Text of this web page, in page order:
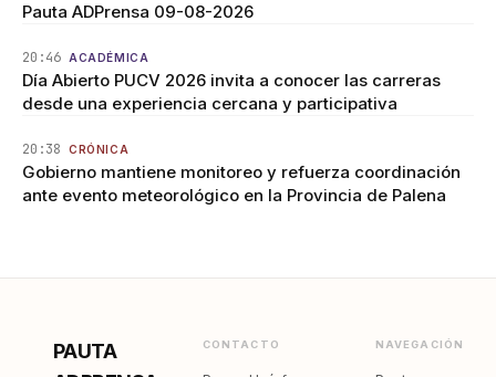
Pauta ADPrensa 09-08-2026
20:46 ACADÉMICA
Día Abierto PUCV 2026 invita a conocer las carreras
desde una experiencia cercana y participativa
20:38 CRÓNICA
Gobierno mantiene monitoreo y refuerza coordinación
ante evento meteorológico en la Provincia de Palena
PAUTA
CONTACTO NAVEGACIÓN